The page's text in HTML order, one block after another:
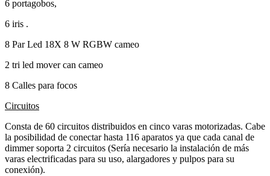
6 portagobos,
6 iris .
8 Par Led 18X 8 W RGBW cameo
2 tri led mover can cameo
8 Calles para focos
Circuitos
Consta de 60 circuitos distribuidos en cinco varas motorizadas. Cabe
la posibilidad de conectar hasta 116 aparatos ya que cada canal de
dimmer soporta 2 circuitos (Sería necesario la instalación de más
varas electrificadas para su uso, alargadores y pulpos para su
conexión).